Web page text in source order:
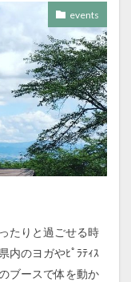
events
たりと過ごせる時
内のヨガやﾋﾟﾗﾃｨｽ
ブースで体を動か